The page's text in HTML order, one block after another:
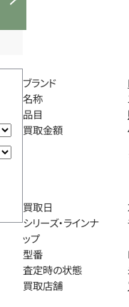
ブランド
名称
品目
買取金額
買取日
シリーズ・ラインナ
ップ
型番
査定時の状態
買取店舗